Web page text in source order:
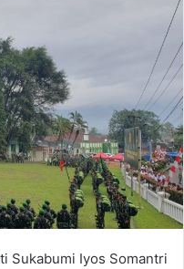
Sukabumi Iyos Somantri